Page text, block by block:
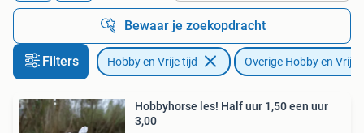
Bewaar je zoekopdracht
Filters Hobby en Vrije tijd Overige Hobby en Vrije
Hobbyhorse les! Half uur 1,50 een uur
3,00